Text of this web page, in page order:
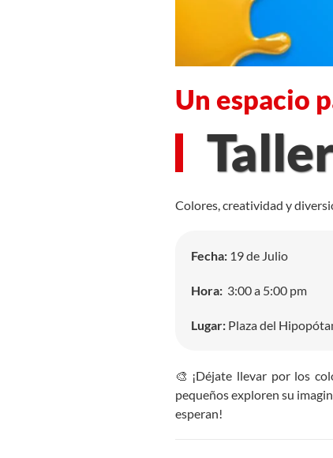
Un espacio
Colores, creatividad y
Fecha: 19 de Julio
Hora: 3:00 a 5:00 pm
Lugar: Plaza del
🎨 ¡Déjate llevar por los
pequeños exploren su
esperan!